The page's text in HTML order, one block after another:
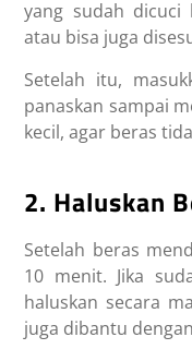
yang sudah dicuci
atau bisa juga
Setelah itu,
panaskan sampai
kecil, agar beras
2. Haluskan
Setelah beras
10 menit. Jika
haluskan secara
juga dibantu